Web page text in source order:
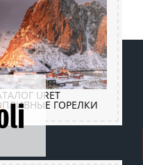
URET
ГОРЕЛКИ